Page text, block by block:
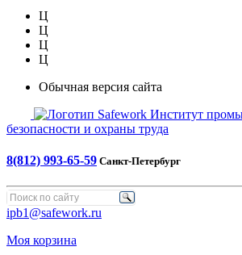
Ц
Ц
Ц
Ц
Обычная версия сайта
Safework Институт
безопасности и охраны труда
8(812) 993-65-59 Санкт-Петербург
ipb1@safework.ru
Моя корзина